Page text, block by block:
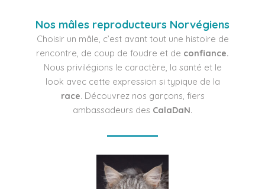
Nos mâles reproducteurs Norvégiens
Choisir un mâle, c’est avant tout une histoire de
rencontre, de coup de foudre et de confiance.
Nous privilégions le caractère, la santé et le
look avec cette expression si typique de la
race. Découvrez nos garçons, fiers
ambassadeurs des CalaDaN.